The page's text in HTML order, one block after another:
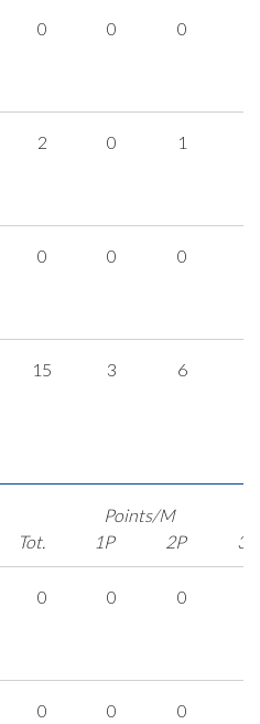
0 0 0
2 0 1
0 0 0
15 3 6
Points/M
Tot.
1P 2P 3P
0 0 0
0 0 0